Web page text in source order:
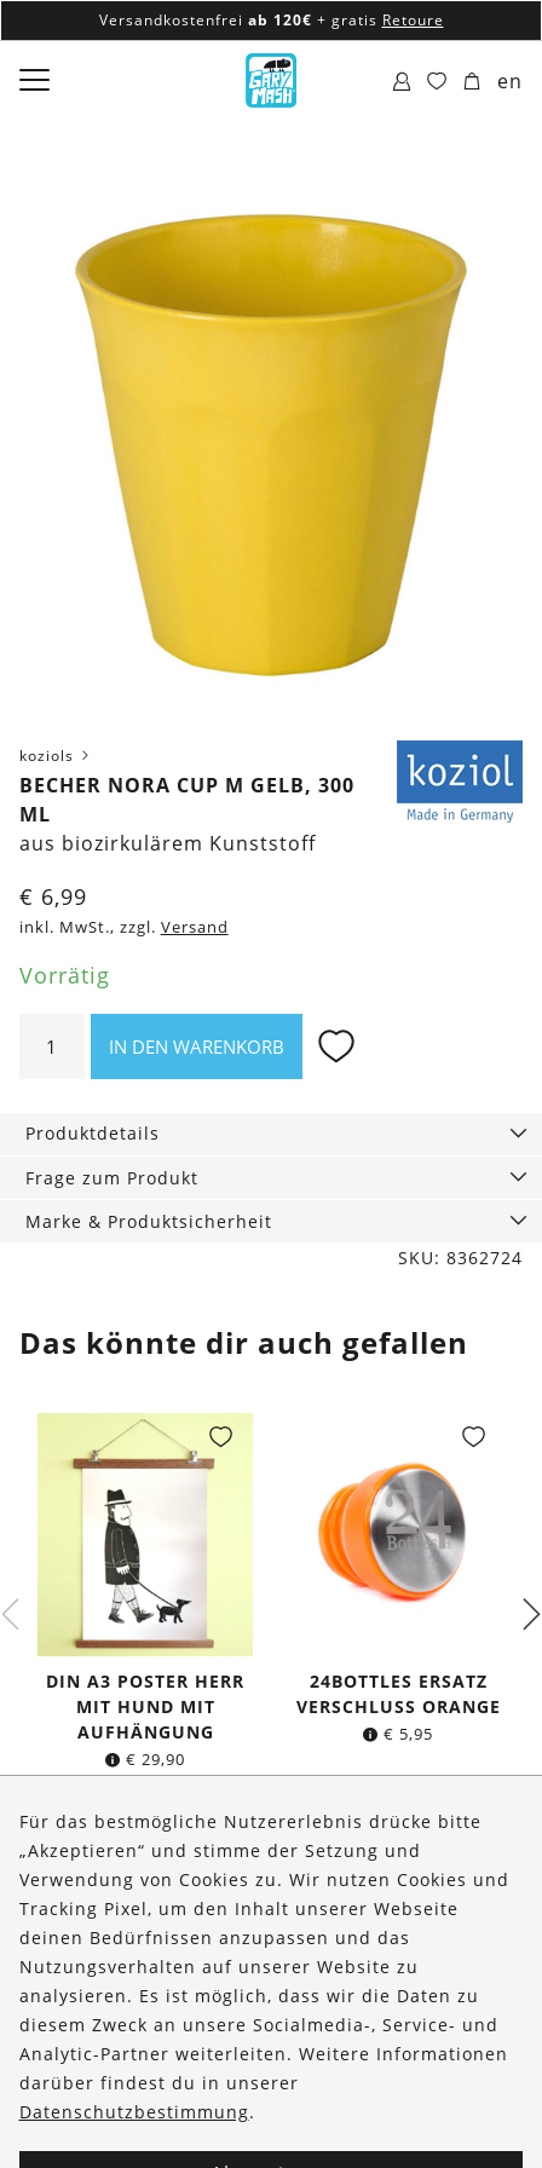
Versandkostenfrei ab 120€ + gratis Retoure
100% veganes & fair produziertes Sortiment
Versandkostenfrei ab 120€
en
koziols
BECHER NORA CUP M GELB, 300
ML
aus biozirkulärem Kunststoff
€ 6,99
inkl. MwSt., zzgl. Versand
Vorrätig
Nora
gelb,
300
Menge
IN DEN WARENKORB
Produktdetails
Frage zum Produkt
Marke & Produktsicherheit
SKU: 8362724
Das könnte dir auch gefallen
DIN A3 POSTER HERR
MIT HUND MIT
AUFHÄNGUNG
€ 29,90
24BOTTLES ERSATZ
VERSCHLUSS ORANGE
€ 5,95
Über uns
Bestellungen
Kontakt & Hilfe
FOLLOW US
Für das bestmögliche Nutzererlebnis drücke bitte
„Akzeptieren“ und stimme der Setzung und
Verwendung von Cookies zu. Wir nutzen Cookies und
Tracking Pixel, um den Inhalt unserer Webseite
deinen Bedürfnissen anzupassen und das
Nutzungsverhalten auf unserer Website zu
analysieren. Es ist möglich, dass wir die Daten zu
diesem Zweck an unsere Socialmedia-, Service- und
Analytic-Partner weiterleiten. Weitere Informationen
darüber findest du in unserer
Datenschutzbestimmung.